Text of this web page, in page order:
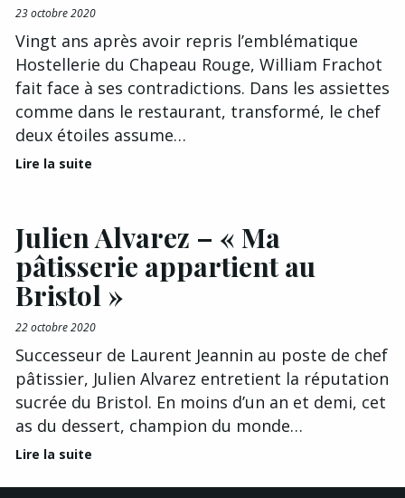
23 octobre 2020
Vingt ans après avoir repris l’emblématique
Hostellerie du Chapeau Rouge, William Frachot
fait face à ses contradictions. Dans les assiettes
comme dans le restaurant, transformé, le chef
deux étoiles assume…
Lire la suite
Julien Alvarez – « Ma
pâtisserie appartient au
Bristol »
22 octobre 2020
Successeur de Laurent Jeannin au poste de chef
pâtissier, Julien Alvarez entretient la réputation
sucrée du Bristol. En moins d’un an et demi, cet
as du dessert, champion du monde…
Lire la suite